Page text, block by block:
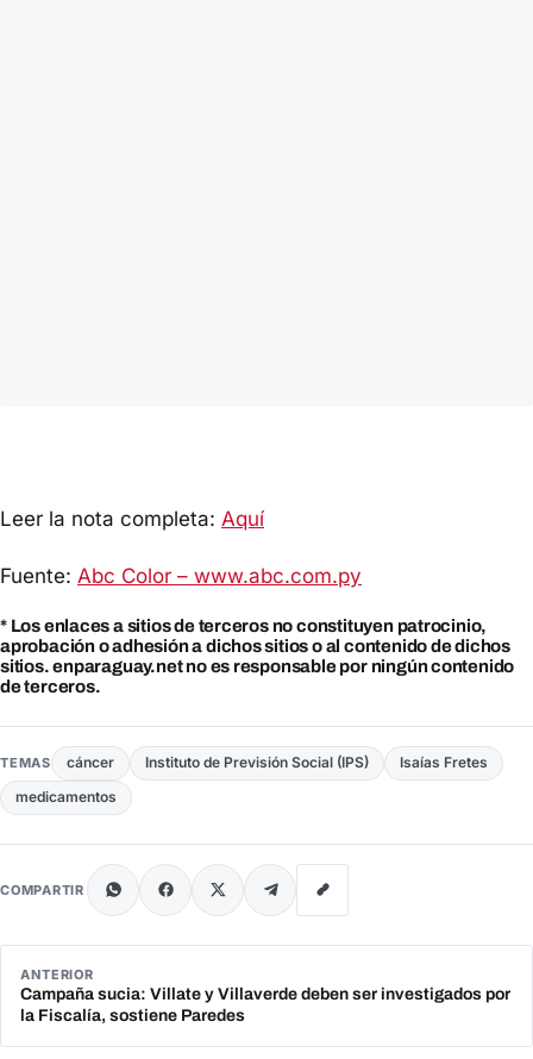
Leer la nota completa: Aquí
Fuente: Abc Color – www.abc.com.py
* Los enlaces a sitios de terceros no constituyen patrocinio,
aprobación o adhesión a dichos sitios o al contenido de dichos
sitios. enparaguay.net no es responsable por ningún contenido
de terceros.
TEMAS cáncer Instituto de Previsión Social (IPS)
Isaías Fretes
medicamentos
COMPARTIR
ANTERIOR
Campaña sucia: Villate y Villaverde deben ser investigados por
la Fiscalía, sostiene Paredes